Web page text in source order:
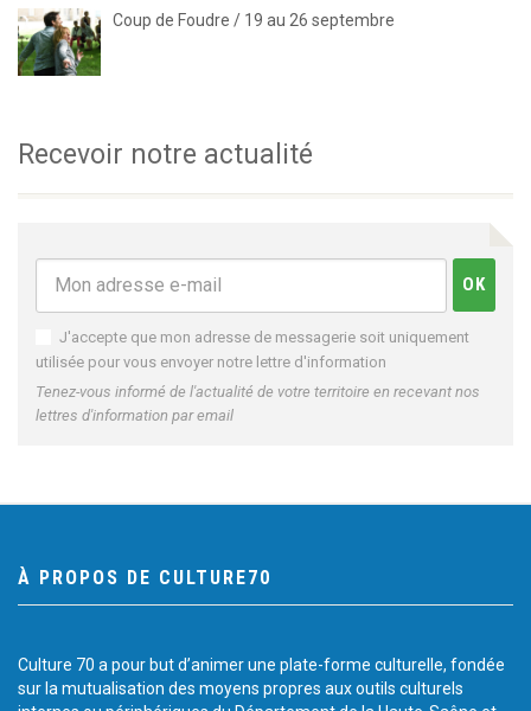
Coup de Foudre / 19 au 26 septembre
Recevoir notre actualité
J'accepte que mon adresse de messagerie soit uniquement
utilisée pour vous envoyer notre lettre d'information
Tenez-vous informé de l'actualité de votre territoire en recevant nos
lettres d'information par email
À PROPOS DE CULTURE70
Culture 70 a pour but d’animer une plate-forme culturelle, fondée
sur la mutualisation des moyens propres aux outils culturels